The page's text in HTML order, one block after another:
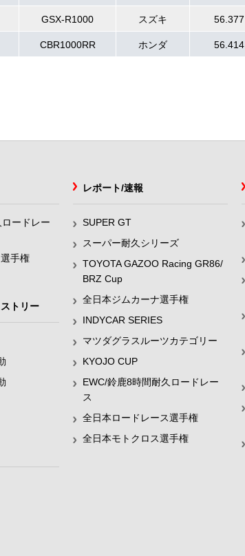
GSX-R1000 スズキ 56.377
CBR1000RR ホンダ 56.414
ードレー
手権
レポート/速報
SUPER GT
スーパー耐久シリーズ
TOYOTA GAZOO Racing GR86/
BRZ Cup
全日本ジムカーナ選手権
INDYCAR SERIES
マツダグラスルーツカテゴリー
KYOJO CUP
EWC/鈴鹿8時間耐久ロードレー
ス
全日本ロードレース選手権
全日本モトクロス選手権
トリー